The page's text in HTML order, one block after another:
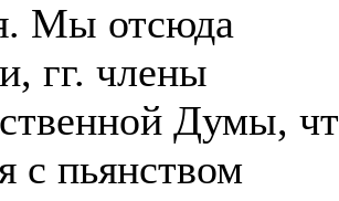
Мы отсюда
гг. члены
Думы,
с пьянством